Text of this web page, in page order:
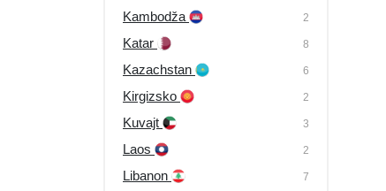
Kambodža 2
Katar 8
Kazachstan 6
Kirgizsko 2
Kuvajt 3
Laos 2
Libanon 7